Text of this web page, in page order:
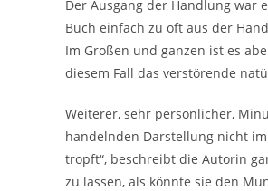
Der Ausgang der Handlung war
Buch einfach zu oft aus der
Im Großen und ganzen ist es
diesem Fall das verstörende
Weiterer, sehr persönlicher,
handelnden Darstellung nicht
tropft“, beschreibt die Autorin
zu lassen, als könnte sie den